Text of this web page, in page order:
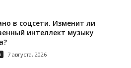
в соцсети. Изменит ли
интеллект музыку
7 августа, 2026